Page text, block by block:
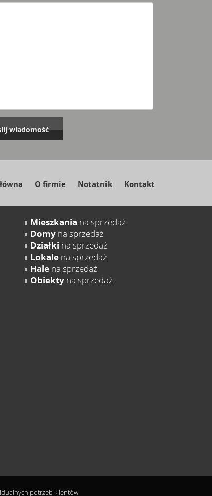
O firmie Notatnik Kontakt
Mieszkania na sprzedaż
Domy na sprzedaż
Działki na sprzedaż
Lokale na sprzedaż
Hale na sprzedaż
Obiekty na sprzedaż
potrzeb klientów.